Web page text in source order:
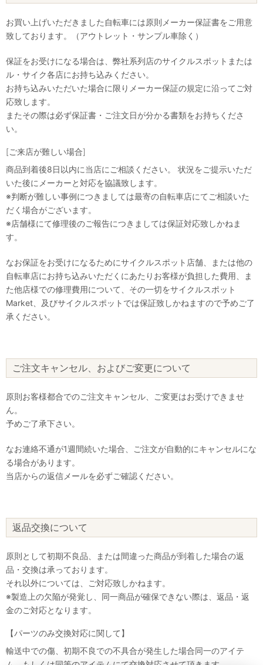
お買い上げいただきました自転車には原則メーカー保証書をご用意
致しております。（アウトレット・サンプル車除く）
保証をお受けになる場合は、弊社系列店のサイクルスポットまたは
ル・サイク各店にお持ち込みください。
お持ち込みいただいた場合に限りメーカー保証の規定に沿ってご対
応致します。
またその際は必ず保証書・ご注文日が分かる書類をお持ちくださ
い。
[ご来店が難しい場合]
商品到着後8日以内に当店にご相談ください。 状況をご提示いただ
いた後にメーカーと対応を協議致します。
※判断が難しい事例につきましては最寄の自転車店にてご相談いた
だく場合がございます。
※店舗様にて修理後のご報告につきましては保証対応致しかねま
す。
なお保証をお受けになるためにサイクルスポット店舗、または他の
自転車店にお持ち込みいただくにあたりお客様が負担した費用、ま
た他店様での修理費用について、その一切をサイクルスポット
Market、及びサイクルスポットでは保証致しかねますので予めご了
承ください。
ご注文キャンセル、およびご変更について
原則お客様都合でのご注文キャンセル、ご変更はお受けできませ
ん。
予めご了承下さい。
なお連絡不通が1週間続いた場合、ご注文が自動的にキャンセルにな
る場合があります。
当店からの返信メールを必ずご確認ください。
返品交換について
原則として初期不良品、または間違った商品が到着した場合の返
品・交換は承っております。
それ以外については、ご対応致しかねます。
※製造上の欠陥が発覚し、同一商品が確保できない際は、返品・返
金のご対応となります。
【パーツのみ交換対応に関して】
輸送中での傷、初期不良での不具合が発生した場合同一のアイテ